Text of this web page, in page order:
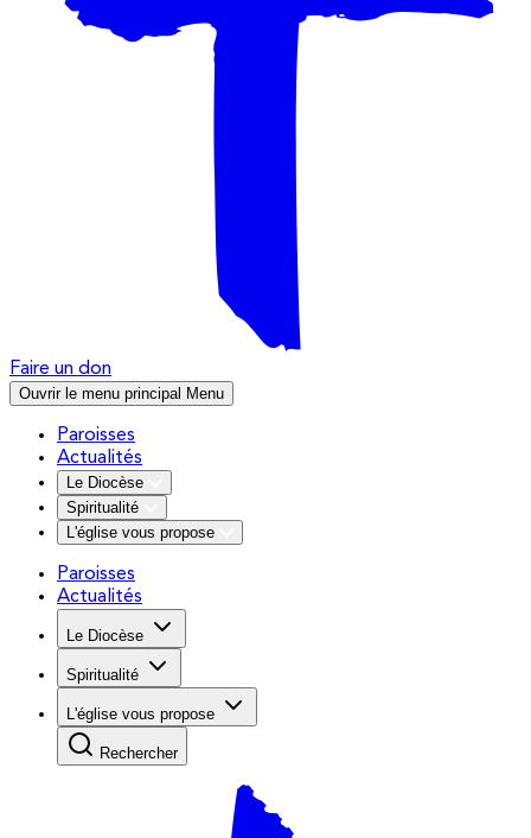
Faire un don
Ouvrir le menu principal Menu
Paroisses
Actualités
Le Diocèse
Spiritualité
L'église vous propose
Paroisses
Actualités
Le Diocèse
Spiritualité
L'église vous propose
Rechercher